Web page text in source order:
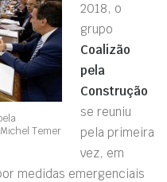
Temer
2018, o
grupo
Coalizão
pela
Construção
se reuniu
pela primeira
vez, em
medidas emergenciais